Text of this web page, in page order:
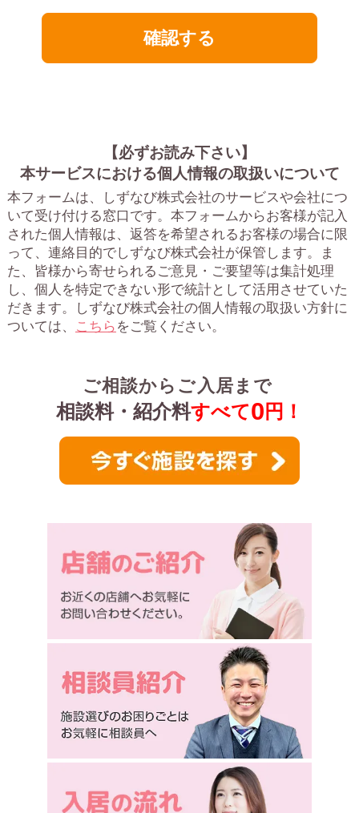
【必ずお読み下さい】
本サービスにおける個人情報の取扱いについて
本フォームは、しずなび株式会社のサービスや会社につ
いて受け付ける窓口です。 本フォームからお客様が記入
された個人情報は、返答を希望されるお客様の場合に限
って、連絡目的でしずなび株式会社が保管します。ま
た、皆様から寄せられるご意見・ご要望等は集計処理
し、個人を特定できない形で統計として活用させていた
だきます。
しずなび株式会社の個人情報の取扱い方針に
ついては、
こちら をご覧ください。
ご相談からご入居まで
相談料・紹介料すべて0 円！